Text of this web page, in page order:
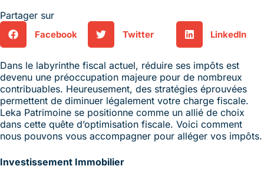
Partager sur
Facebook Twitter LinkedIn
Dans le labyrinthe fiscal actuel, réduire ses impôts est
devenu une préoccupation majeure pour de nombreux
contribuables. Heureusement, des stratégies éprouvées
permettent de diminuer légalement votre charge fiscale.
Leka Patrimoine se positionne comme un allié de choix
dans cette quête d’optimisation fiscale. Voici comment
nous pouvons vous accompagner pour alléger vos impôts.
Investissement Immobilier